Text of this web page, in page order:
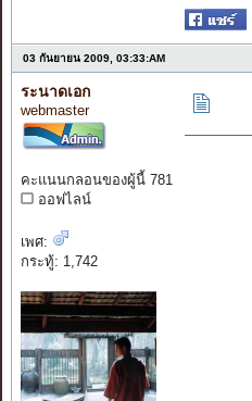
03 กันยายน 2009, 03:33:AM
ระนาดเอก
webmaster
คะแนนกลอนของผู้นี้ 781
ออฟไลน์
เพศ:
กระทู้: 1,742